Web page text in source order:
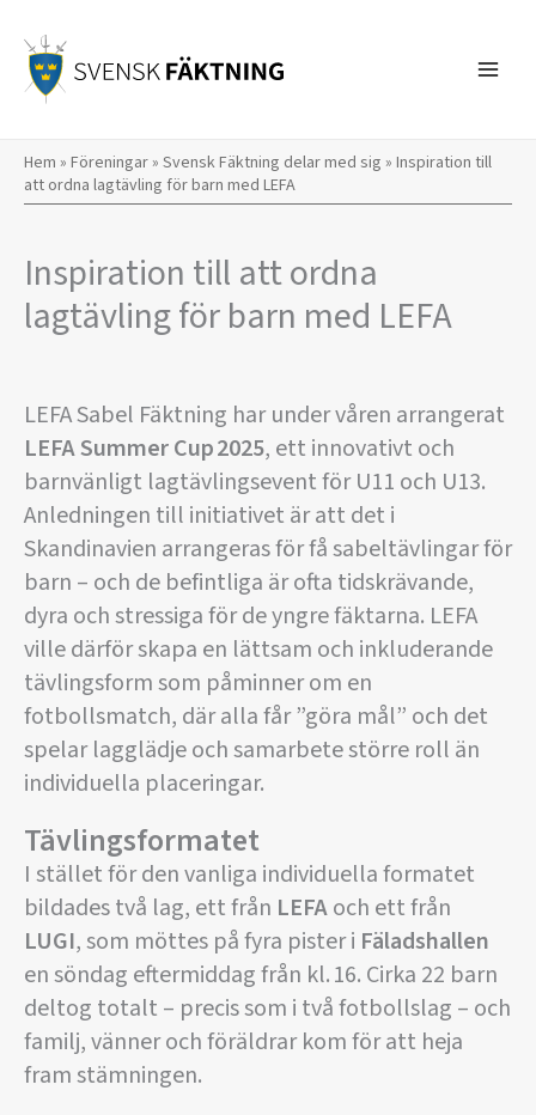
innehåll
Hem » Föreningar» Svensk Fäktning delar med sig » Inspiration till
att ordna lagtävling för barn med LEFA
Inspiration till att ordna
lagtävling för barn med LEFA
LEFA Sabel Fäktning har under våren arrangerat
LEFA Summer Cup 2025, ett innovativt och
barnvänligt lagtävlingsevent för U11 och U13.
Anledningen till initiativet är att det i
Skandinavien arrangeras för få sabeltävlingar för
barn – och de befintliga är ofta tidskrävande,
dyra och stressiga för de yngre fäktarna. LEFA
ville därför skapa en lättsam och inkluderande
tävlingsform som påminner om en
fotbollsmatch, där alla får ”göra mål” och det
spelar lagglädje och samarbete större roll än
individuella placeringar.
Tävlingsformatet
I stället för den vanliga individuella formatet
bildades två lag, ett från LEFAoch ett från
LUGI, som möttes på fyra pister i Fäladshallen
en söndag eftermiddag från kl. 16. Cirka 22 barn
deltog totalt – precis som i två fotbollslag – och
familj, vänner och föräldrar kom för att heja
fram stämningen.